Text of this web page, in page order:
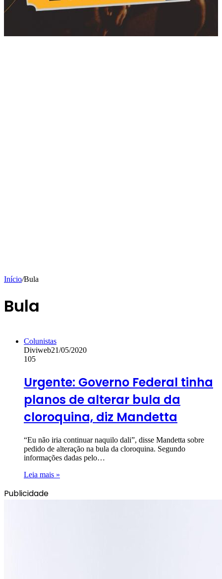
Início/Bula
Bula
Colunistas
Diviweb21/05/2020
105
Urgente: Governo Federal tinha
planos de alterar bula da
cloroquina, diz Mandetta
“Eu não iria continuar naquilo dali”, disse Mandetta sobre
pedido de alteração na bula da cloroquina. Segundo
informações dadas pelo…
Leia mais »
Publicidade